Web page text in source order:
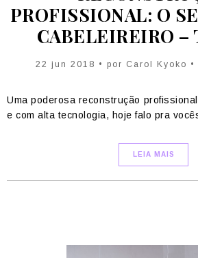
PROFISSIONAL: O
CABELEIREIRO
22 jun 2018 • por Carol Kyoko
Uma poderosa reconstrução
e com alta tecnologia, hoje falo pra
LEIA MAIS